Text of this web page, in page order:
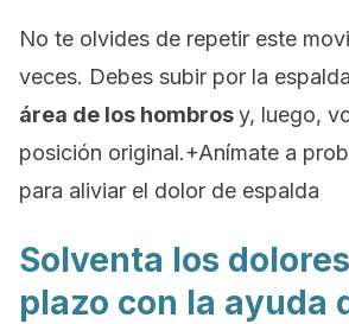
No te olvides de repetir este
veces. Debes subir por la espalda
área de los hombrosy, luego,
posición original.+Anímate a
para aliviar el dolor de espalda
Solventa los
plazo con la ayuda